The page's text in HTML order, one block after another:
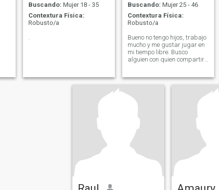
Buscando: Mujer 18 - 35
Contextura Física:
Robusto/a
.
Buscando: Mujer 25 - 46
Contextura Física:
Robusto/a
Bueno no tengo hijos, trabajo
mucho y me gustar jugar en
mi tiempo libre. Busco
alguien con quien compartir